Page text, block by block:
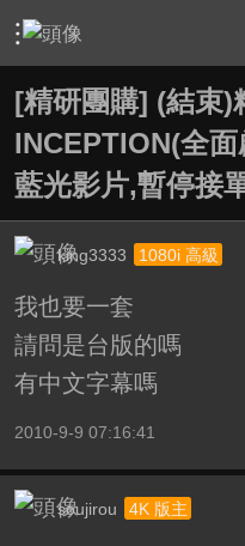
› 敗家特區 For Sale or
[精研團購] (結束)
INCEPTION(全
藍光影片,暫停接
king3333 1080i 高級
我也要一套
請問是台版的嗎
有中文字幕嗎
2010-9-9 07:16:41
soujirou 4K 版主